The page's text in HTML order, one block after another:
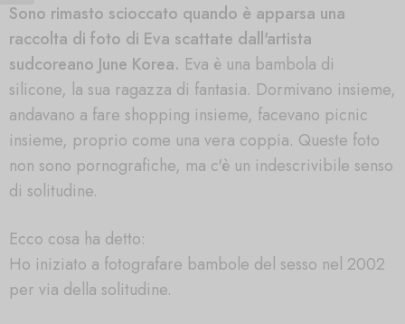
Sono rimasto scioccato quando è apparsa una
raccolta di foto di Eva scattate dall'artista
sudcoreano June Korea. Eva è una bambola di
silicone, la sua ragazza di fantasia. Dormivano insieme,
andavano a fare shopping insieme, facevano picnic
insieme, proprio come una vera coppia. Queste foto
non sono pornografiche, ma c'è un indescrivibile senso
di solitudine.
Ecco cosa ha detto:
Ho iniziato a fotografare bambole del sesso nel 2002
per via della solitudine.